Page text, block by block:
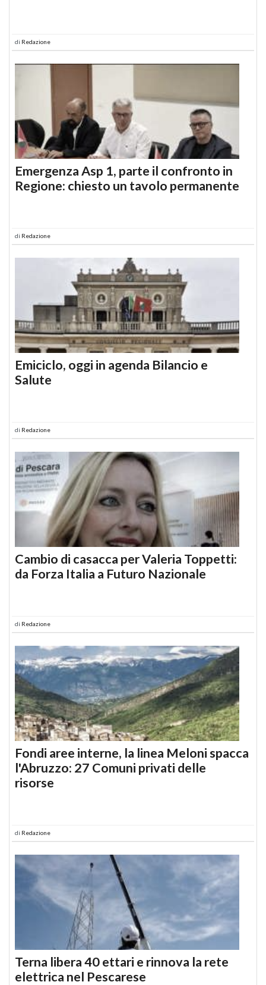
di Redazione
Emergenza Asp 1, parte il confronto in
Regione: chiesto un tavolo permanente
di Redazione
Emiciclo, oggi in agenda Bilancio e
Salute
di Redazione
Cambio di casacca per Valeria Toppetti:
da Forza Italia a Futuro Nazionale
di Redazione
Fondi aree interne, la linea Meloni spacca
l'Abruzzo: 27 Comuni privati delle
risorse
di Redazione
Terna libera 40 ettari e rinnova la rete
elettrica nel Pescarese